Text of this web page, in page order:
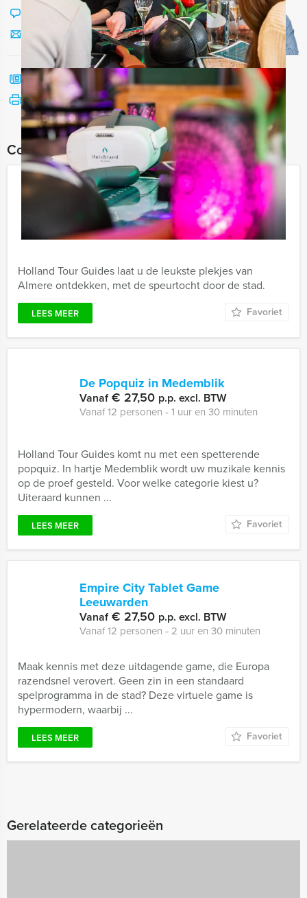
Chat met Jeroen
Stuur ons een mailtje
Bel mij terug
Bekijk printbare versie
Combineer dit uitje met:
Speurtocht Almere
Vanaf€ 22,50 p.p. excl. BTW
Vanaf 12 personen ‐ 2 uur en 30 minuten
Holland Tour Guides laat u de leukste plekjes van
Almere ontdekken, met de speurtocht door de stad.
LEES MEER Favoriet
De Popquiz in Medemblik
Vanaf€ 27,50 p.p. excl. BTW
Vanaf 12 personen ‐ 1 uur en 30 minuten
Holland Tour Guides komt nu met een spetterende
popquiz. In hartje Medemblik wordt uw muzikale kennis
op de proef gesteld. Voor welke categorie kiest u?
Uiteraard kunnen ...
LEES MEER Favoriet
Empire City Tablet Game
Leeuwarden
Vanaf€ 27,50 p.p. excl. BTW
Vanaf 12 personen ‐ 2 uur en 30 minuten
Maak kennis met deze uitdagende game, die Europa
razendsnel verovert. Geen zin in een standaard
spelprogramma in de stad? Deze virtuele game is
hypermodern, waarbij ...
LEES MEER Favoriet
Gerelateerde categorieën